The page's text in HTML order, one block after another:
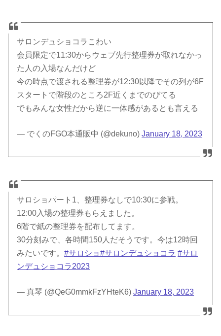
サロンデュショコラこわい
会員限定で11:30からウェブ先行整理券が取れなかっ
た人の入場なんだけど
今の時点で渡される整理券が12:30以降でその列が6F
スタートで階段のところ2F近くまでのびてる
でもみんな女性だから逆に一体感があるとも言える
— でくのFGO本通販中 (@dekuno)January 18, 2023
サロショパート1、整理券なしで10:30に参戦。
12:00入場の整理券もらえました。
6階で紙の整理券を配布してます。
30分刻みで、各時間150人だそうです。今は12時回
みたいです。#サロショ#サロンデュショコラ #サロ
ンデュショコラ2023
— 真琴 (@QeG0mmkFzYHteK6)January 18, 2023